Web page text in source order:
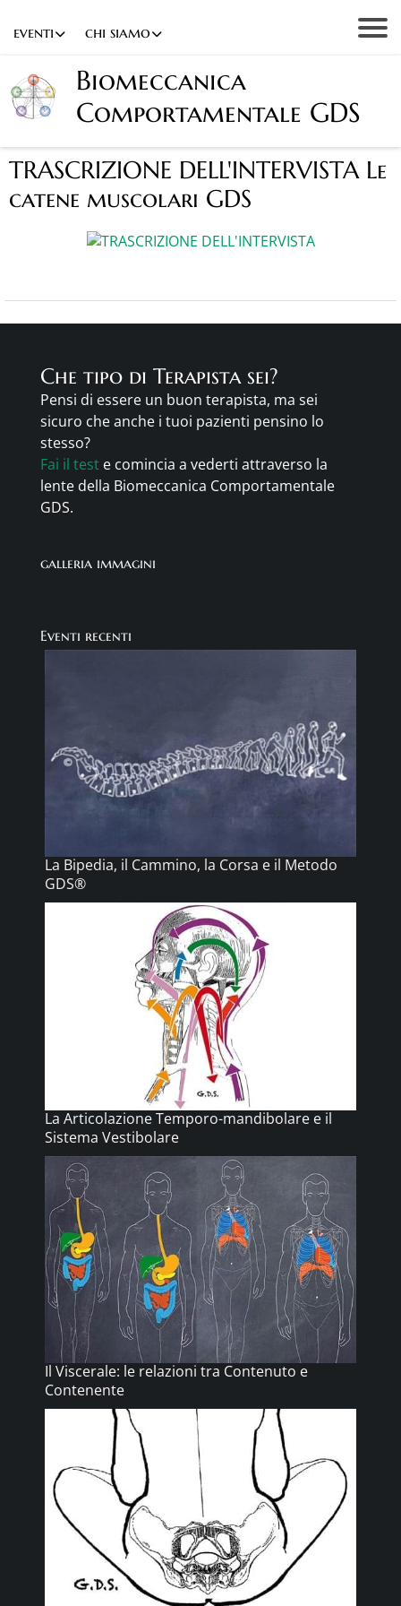
eventi chi siamo
Biomeccanica
Comportamentale GDS
TRASCRIZIONE DELL'INTERVISTA Le
catene muscolari GDS
Che tipo di Terapista sei?
Pensi di essere un buon terapista, ma sei
sicuro che anche i tuoi pazienti pensino lo
stesso?
Fai il test e comincia a vederti attraverso la
lente della Biomeccanica Comportamentale
GDS.
galleria immagini
Eventi recenti
La Bipedia, il Cammino, la Corsa e il Metodo
GDS®
La Articolazione Temporo-mandibolare e il
Sistema Vestibolare
Il Viscerale: le relazioni tra Contenuto e
Contenente